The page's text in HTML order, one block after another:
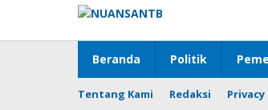
konten
Beranda Politik
Tentang Kami Redaksi Privacy